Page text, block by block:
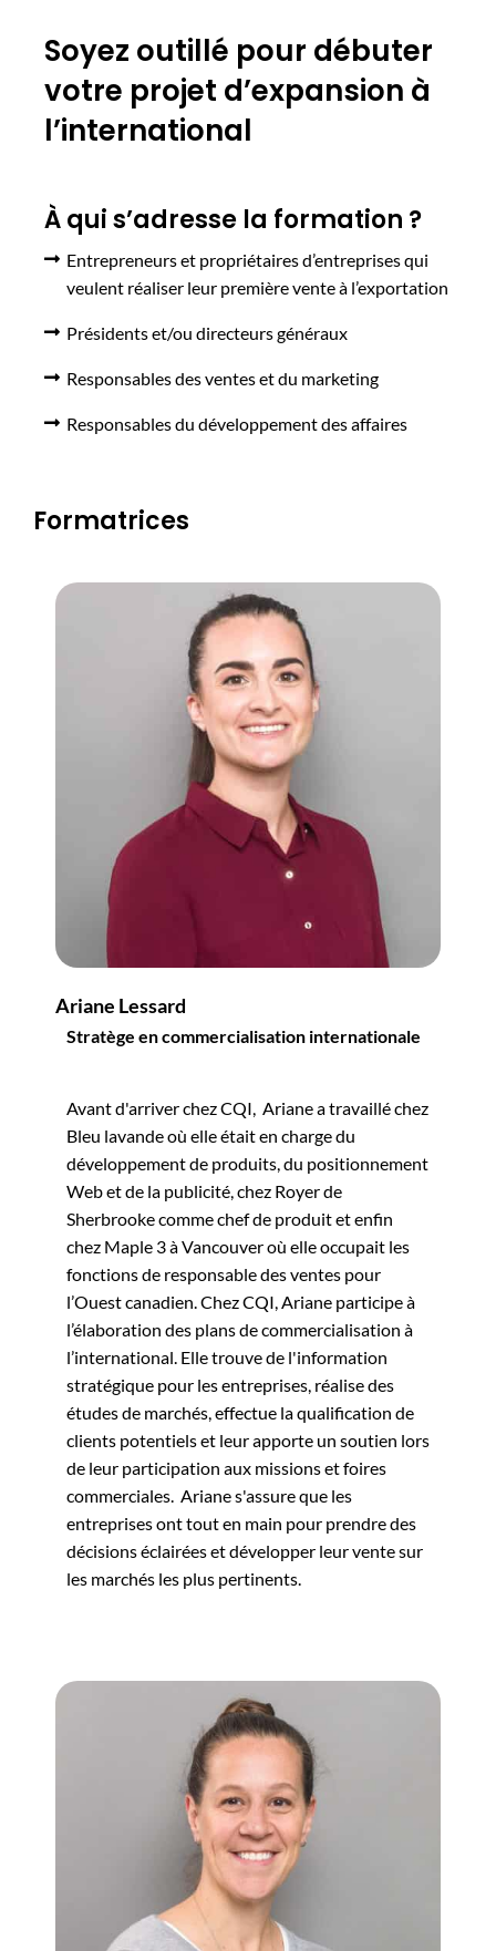
Soyez outillé pour débuter
votre projet d’expansion à
l’international
À qui s’adresse la formation ?
Entrepreneurs et propriétaires d’entreprises qui
veulent réaliser leur première vente à l’exportation
Présidents et/ou directeurs généraux
Responsables des ventes et du marketing
Responsables du développement des affaires
Formatrices
Ariane Lessard
Stratège en commercialisation internationale
Avant d'arriver chez CQI, Ariane a travaillé chez
Bleu lavande où elle était en charge du
développement de produits, du positionnement
Web et de la publicité, chez Royer de
Sherbrooke comme chef de produit et enfin
chez Maple 3 à Vancouver où elle occupait les
fonctions de responsable des ventes pour
l’Ouest canadien. Chez CQI, Ariane participe à
l’élaboration des plans de commercialisation à
l’international. Elle trouve de l'information
stratégique pour les entreprises, réalise des
études de marchés, effectue la qualification de
clients potentiels et leur apporte un soutien lors
de leur participation aux missions et foires
commerciales. Ariane s'assure que les
entreprises ont tout en main pour prendre des
décisions éclairées et développer leur vente sur
les marchés les plus pertinents.